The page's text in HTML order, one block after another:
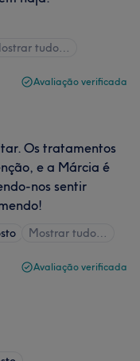
tudo…
Avaliação verificada
Os tratamentos
e a Márcia é
nos sentir
Mostrar tudo…
Avaliação verificada